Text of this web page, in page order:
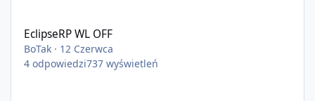
EclipseRP WL OFF
BoTak · 12 Czerwca
4 odpowiedzi737 wyświetleń